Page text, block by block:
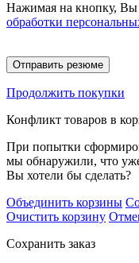
Нажимая на кнопку, Вы
обработки
Отправить резюме
Продолжить покупки
Конфликт товаров в
При попытки
мы обнаружили, что
Вы хотели бы сделать?
Объединить корзины
Очистить корзину
Сохранить заказ